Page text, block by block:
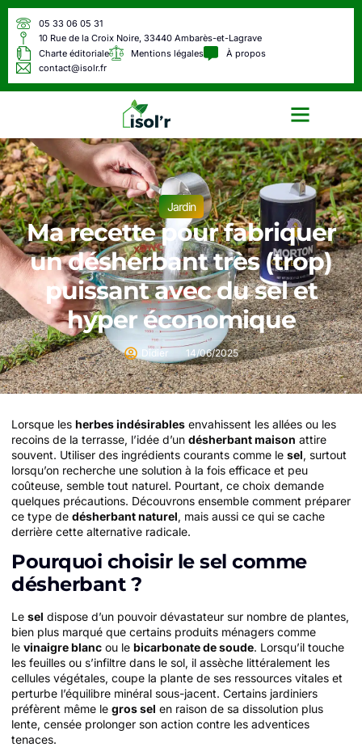
05 33 06 05 31
10 Rue de la Croix Noire, 33440 Ambarès-et-Lagrave
Charte éditoriale
Mentions légales
À propos
contact@isolr.fr
Jardin
Ma recette pour fabriquer
un désherbant très (trop)
puissant avec du sel et
hyper économique
Didier 14/06/2025
Lorsque les herbes indésirables envahissent les allées ou les
recoins de la terrasse, l’idée d’un désherbant maison attire
souvent. Utiliser des ingrédients courants comme le sel, surtout
lorsqu’on recherche une solution à la fois efficace et peu
coûteuse, semble tout naturel. Pourtant, ce choix demande
quelques précautions. Découvrons ensemble comment préparer
ce type de désherbant naturel, mais aussi ce qui se cache
derrière cette alternative radicale.
Pourquoi choisir le sel comme
désherbant ?
Le sel dispose d’un pouvoir dévastateur sur nombre de plantes,
bien plus marqué que certains produits ménagers comme
le vinaigre blanc ou le bicarbonate de soude. Lorsqu’il touche
les feuilles ou s’infiltre dans le sol, il assèche littéralement les
cellules végétales, coupe la plante de ses ressources vitales et
perturbe l’équilibre minéral sous-jacent. Certains jardiniers
préfèrent même le gros sel en raison de sa dissolution plus
lente, censée prolonger son action contre les adventices
tenaces.